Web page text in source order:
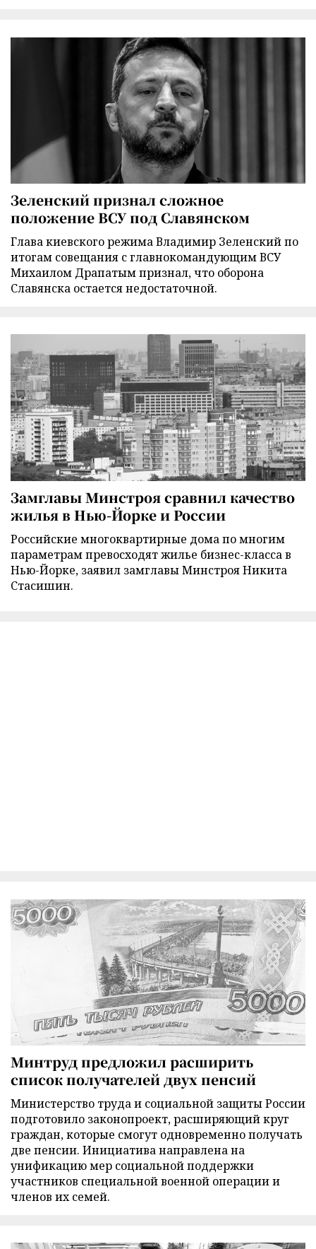
Зеленский признал сложное
положение ВСУ под Славянском
Глава киевского режима Владимир Зеленский по
итогам совещания с главнокомандующим ВСУ
Михаилом Драпатым признал, что оборона
Славянска остается недостаточной.
Замглавы Минстроя сравнил качество
жилья в Нью-Йорке и России
Российские многоквартирные дома по многим
параметрам превосходят жилье бизнес-класса в
Нью-Йорке, заявил замглавы Минстроя Никита
Стасишин.
Минтруд предложил расширить
список получателей двух пенсий
Министерство труда и социальной защиты России
подготовило законопроект, расширяющий круг
граждан, которые смогут одновременно получать
две пенсии. Инициатива направлена на
унификацию мер социальной поддержки
участников специальной военной операции и
членов их семей.